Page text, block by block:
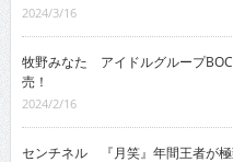
2024/3/16
牧野みなた アイドルグループ
売！
2024/2/16
センチネル 『月笑』年間王者が極